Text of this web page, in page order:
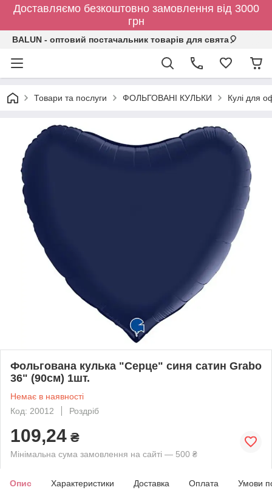
Доставляємо безкоштовно замовлення від 3000
грн
BALUN - оптовий постачальник товарів для свята🎈
Товари та послуги ФОЛЬГОВАНІ КУЛЬКИ Кулі для
Фольгована кулька "Серце" синя сатин Grabo
36" (90см) 1шт.
Немає в наявності
Код: 20012
Роздріб
109,24 ₴
Мінімальна сума замовлення на сайті — 500 ₴
Опис Характеристики Доставка Оплата Умови